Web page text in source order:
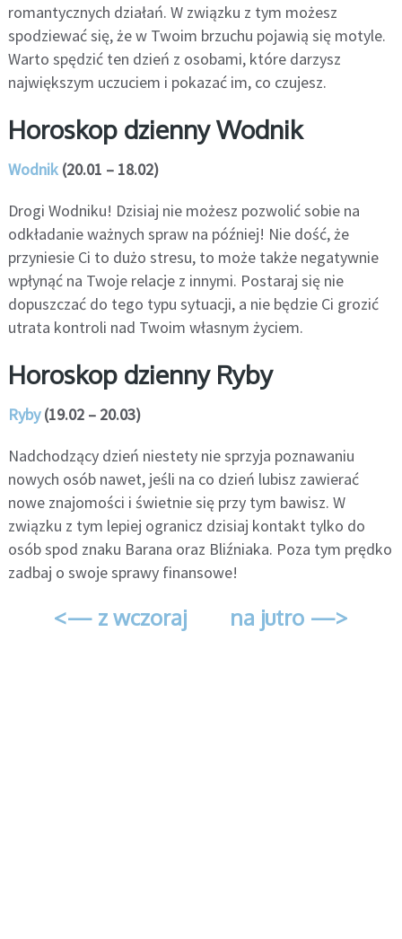
romantycznych działań. W związku z tym możesz
spodziewać się, że w Twoim brzuchu pojawią się motyle.
Warto spędzić ten dzień z osobami, które darzysz
największym uczuciem i pokazać im, co czujesz.
Horoskop dzienny Wodnik
Wodnik(20.01 – 18.02)
Drogi Wodniku! Dzisiaj nie możesz pozwolić sobie na
odkładanie ważnych spraw na później! Nie dość, że
przyniesie Ci to dużo stresu, to może także negatywnie
wpłynąć na Twoje relacje z innymi. Postaraj się nie
dopuszczać do tego typu sytuacji, a nie będzie Ci grozić
utrata kontroli nad Twoim własnym życiem.
Horoskop dzienny Ryby
Ryby(19.02 – 20.03)
Nadchodzący dzień niestety nie sprzyja poznawaniu
nowych osób nawet, jeśli na co dzień lubisz zawierać
nowe znajomości i świetnie się przy tym bawisz. W
związku z tym lepiej ogranicz dzisiaj kontakt tylko do
osób spod znaku Barana oraz Bliźniaka. Poza tym prędko
zadbaj o swoje sprawy finansowe!
<— z wczoraj na jutro —>